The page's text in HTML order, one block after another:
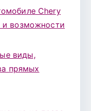
Chery
и возможности
виды,
прямых